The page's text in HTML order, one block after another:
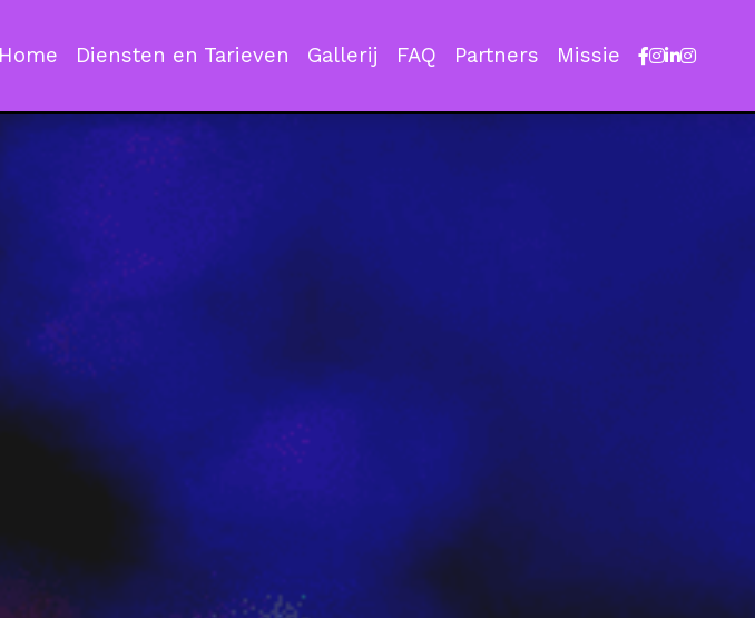
Home Diensten en Tarieven Gallerij FAQ Partners Missie